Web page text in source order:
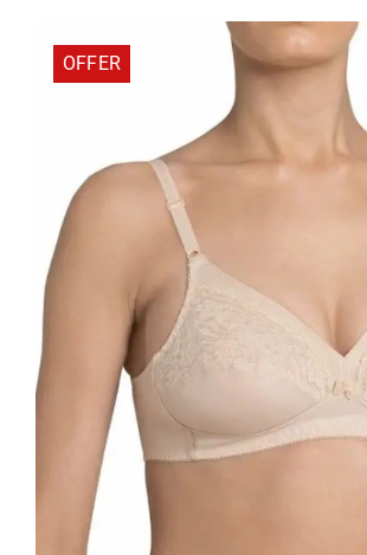
17,00 €.
OFFER